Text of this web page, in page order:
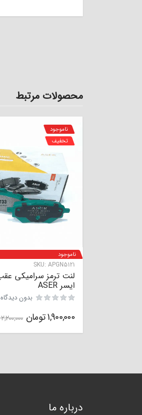
محصولات مرتبط
ناموجود
SKU: APGN5121
ناموجود
تخفیف
ایسر ASER
بدون دیدگاه
1,900,000تومان 2,200,000
درباره ما